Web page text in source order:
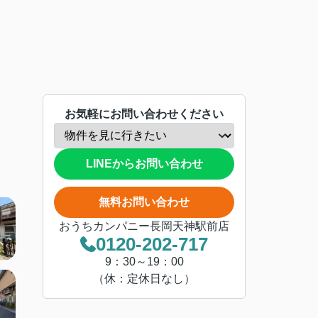
お気軽にお問い合わせください
LINEからお問い合わせ
無料お問い合わせ
おうちカンパニー長岡天神駅前店
0120-202-717
9：30～19：00
（休：定休日なし）